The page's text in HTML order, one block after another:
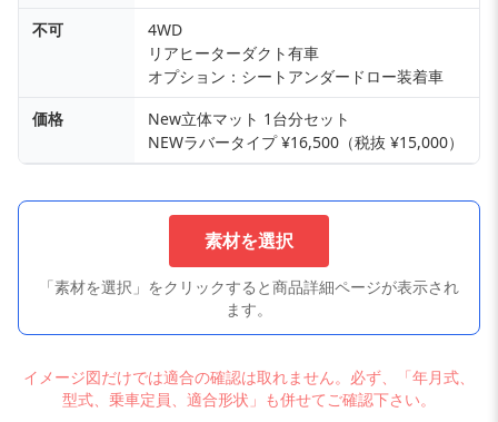
不可
4WD
リアヒーターダクト有車
オプション：シートアンダードロー装着車
価格
New立体マット 1台分セット
NEWラバータイプ ¥16,500（税抜 ¥15,000）
素材を選択
「素材を選択」をクリックすると商品詳細ページが表示され
ます。
イメージ図だけでは適合の確認は取れません。必ず、「年月式、
型式、乗車定員、適合形状」も併せてご確認下さい。